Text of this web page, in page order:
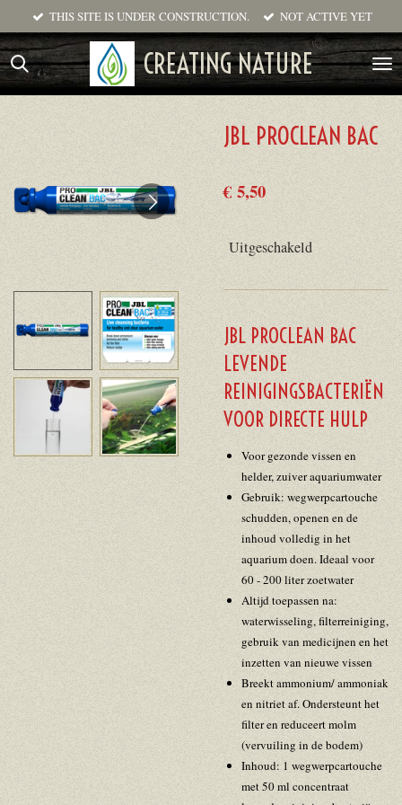
direct
naar
de
CREATING NATURE
THIS SITE IS UNDER CONSTRUCTION. NOT ACTIVE YET
JBL PROCLEAN BAC
€ 5,50
Uitgeschakeld
JBL PROCLEAN BAC
LEVENDE
REINIGINGSBACTERIËN
VOOR DIRECTE HULP
Voor gezonde vissen en
helder, zuiver aquariumwater
Gebruik: wegwerpcartouche
schudden, openen en de
inhoud volledig in het
aquarium doen. Ideaal voor
60 - 200 liter zoetwater
Altijd toepassen na:
waterwisseling, filterreiniging,
gebruik van medicijnen en het
inzetten van nieuwe vissen
Breekt ammonium/ ammoniak
en nitriet af. Ondersteunt het
filter en reduceert molm
(vervuiling in de bodem)
Inhoud: 1 wegwerpcartouche
met 50 ml concentraat